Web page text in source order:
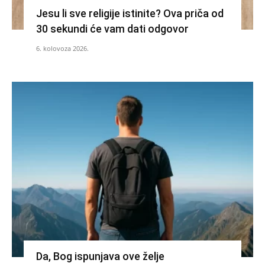
Jesu li sve religije istinite? Ova priča od
30 sekundi će vam dati odgovor
6. kolovoza 2026.
Da, Bog ispunjava ove želje